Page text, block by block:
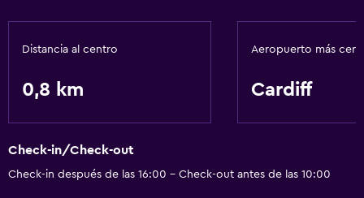
Distancia al centro
0,8 km
Aeropuerto más
Cardiff
Check-in/Check-out
Check-in después de las 16:00 - Check-out antes de las 10:00